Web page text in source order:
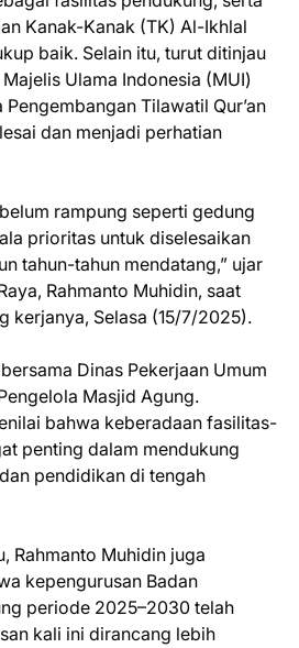
Kanak-Kanak (TK) Al-Ikhlal
baik. Selain itu, turut ditinjau
Ulama Indonesia (MUI)
Tilawatil Qur’an
dan menjadi perhatian
rampung seperti gedung
prioritas untuk diselesaikan
tahun-tahun mendatang,” ujar
Rahmanto Muhidin, saat
kerjanya, Selasa (15/7/2025).
Dinas Pekerjaan Umum
Masjid Agung.
bahwa keberadaan fasilitas-
penting dalam mendukung
pendidikan di tengah
Rahmanto Muhidin juga
kepengurusan Badan
periode 2025–2030 telah
kali ini dirancang lebih